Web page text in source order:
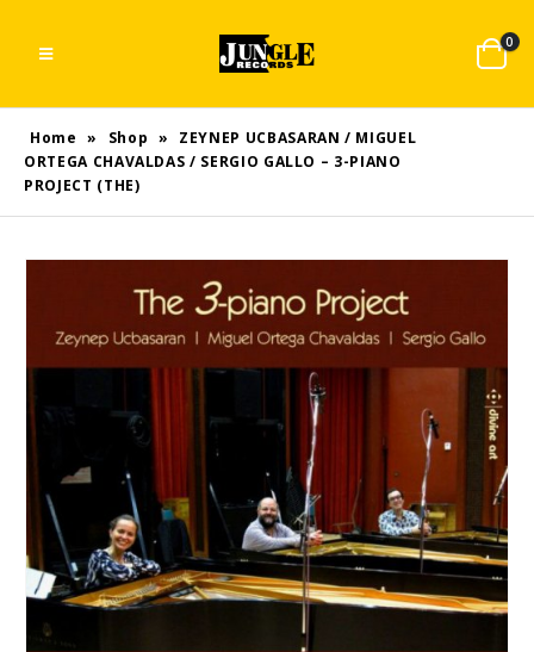
0
Home » Shop »
ZEYNEP UCBASARAN / MIGUEL
ORTEGA CHAVALDAS / SERGIO GALLO – 3-PIANO
PROJECT (THE)